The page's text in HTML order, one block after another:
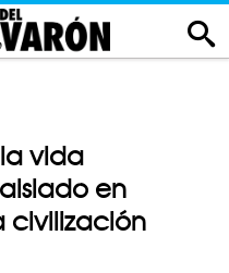
vida
en
civilización